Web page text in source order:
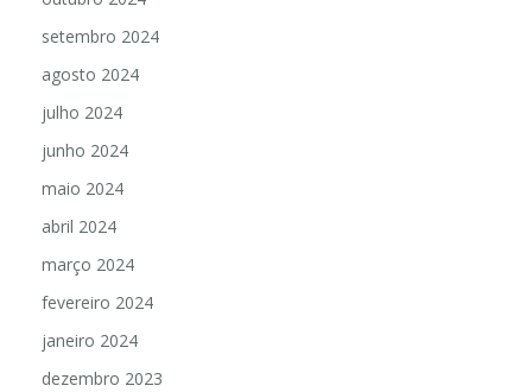
setembro 2024
agosto 2024
julho 2024
junho 2024
maio 2024
abril 2024
março 2024
fevereiro 2024
janeiro 2024
dezembro 2023